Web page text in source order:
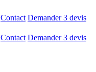
Contact Demander 3 devis
Contact Demander 3 devis